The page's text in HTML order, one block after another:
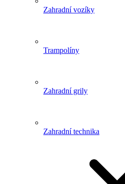
Zahradní vozíky
Trampolíny
Zahradní grily
Zahradní technika